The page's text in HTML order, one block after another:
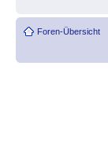
Foren-Übersicht